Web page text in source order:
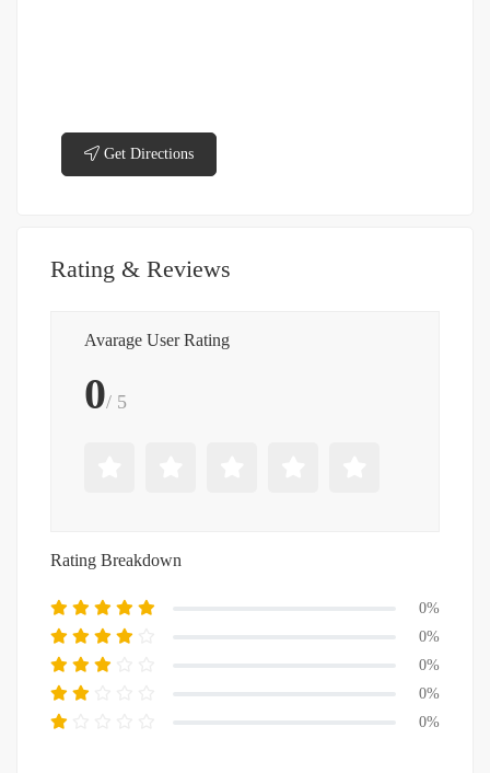
Get Directions
Rating & Reviews
Avarage User Rating
0/ 5
Rating Breakdown
0%
0%
0%
0%
0%